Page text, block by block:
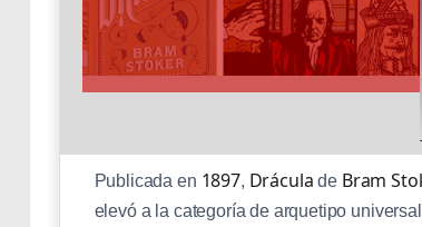
Publicada en 1897, Drácula de Bram
elevó a la categoría de arquetipo